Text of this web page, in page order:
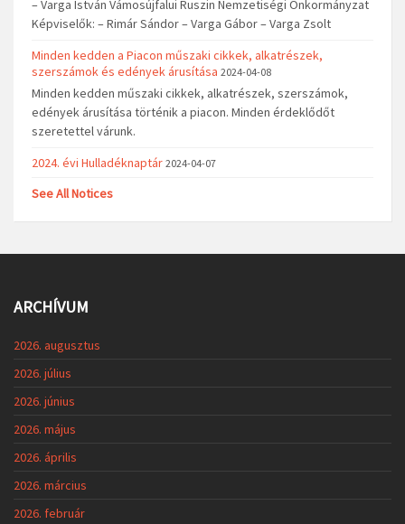
– Varga István Vámosújfalui Ruszin Nemzetiségi Önkormányzat
Képviselők: – Rimár Sándor – Varga Gábor – Varga Zsolt
Minden kedden a Piacon műszaki cikkek, alkatrészek,
szerszámok és edények árusítása 2024-04-08
Minden kedden műszaki cikkek, alkatrészek, szerszámok,
edények árusítása történik a piacon. Minden érdeklődőt
szeretettel várunk.
2024. évi Hulladéknaptár 2024-04-07
See All Notices
ARCHÍVUM
2026. augusztus
2026. július
2026. június
2026. május
2026. április
2026. március
2026. február